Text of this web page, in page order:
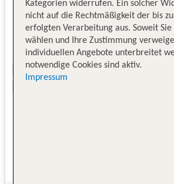
Kategorien widerrufen. Ein solcher
nicht auf die Rechtmäßigkeit der bis
erfolgten Verarbeitung aus. Soweit Sie
wählen und Ihre Zustimmung
individuellen Angebote unterbreitet
notwendige Cookies sind aktiv.
Impressum